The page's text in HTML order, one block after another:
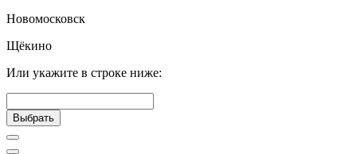
Новомосковск
Щёкино
Или укажите в строке ниже:
Выбрать